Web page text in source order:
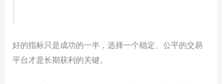
好的指标只是成功的一半，选择一个稳定、公平的交易
平台才是长期获利的关键。